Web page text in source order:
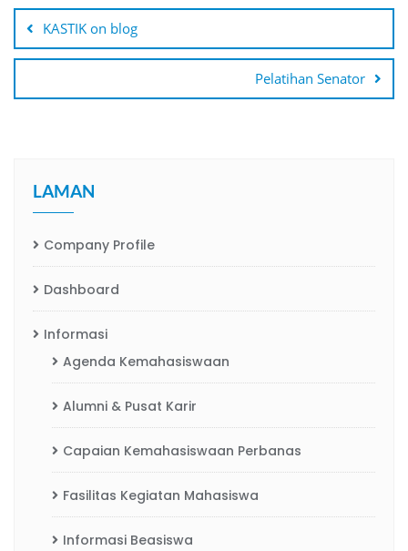
posKASTIK on blog
Pelatihan Senator
LAMAN
Company Profile
Dashboard
Informasi
Agenda Kemahasiswaan
Alumni & Pusat Karir
Capaian Kemahasiswaan Perbanas
Fasilitas Kegiatan Mahasiswa
Informasi Beasiswa